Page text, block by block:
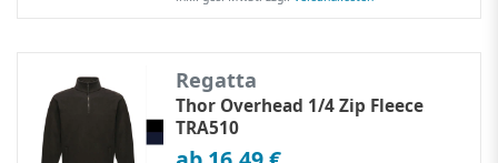
Regatta
Thor Overhead 1/4 Zip Fleece
TRA510